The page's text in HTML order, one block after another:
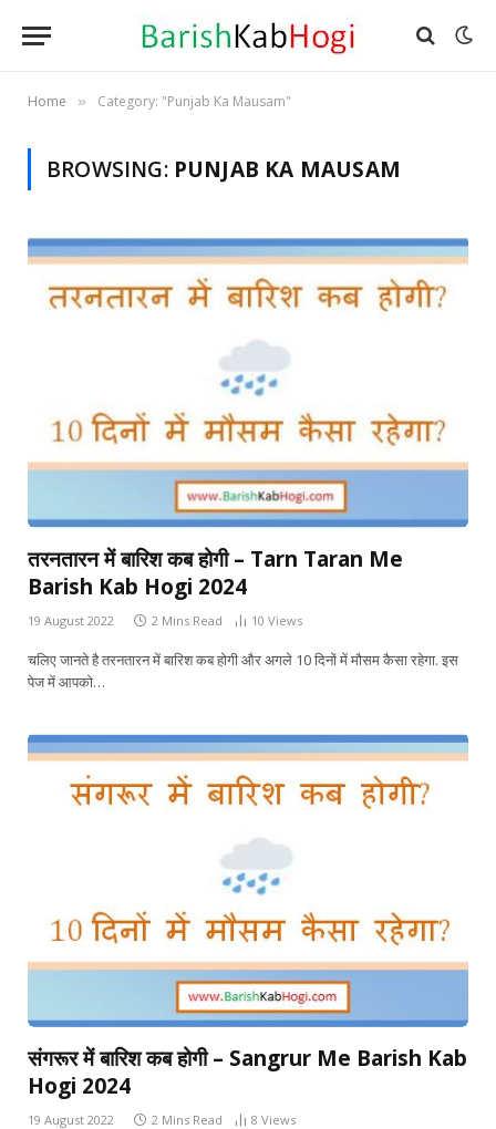
Home » Category: "Punjab Ka Mausam"
BROWSING: PUNJAB KA MAUSAM
तरनतारन में बारिश कब होगी – Tarn Taran Me
Barish Kab Hogi 2024
19 August 2022 2 Mins Read 10 Views
चलिए जानते है तरनतारन में बारिश कब होगी और अगले 10 दिनों में मौसम कैसा रहेगा. इस
पेज में आपको…
संगरूर में बारिश कब होगी – Sangrur Me Barish Kab
Hogi 2024
19 August 2022 2 Mins Read 8 Views